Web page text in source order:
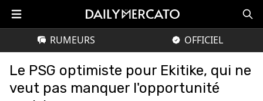
RUMEURS OFFICIEL
Le PSG optimiste pour Ekitike, qui ne
veut pas manquer l'opportunité